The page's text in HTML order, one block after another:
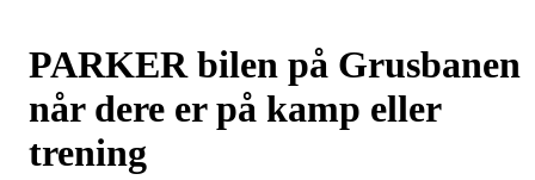
PARKER bilen på Grusbanen
når dere er på kamp eller
trening